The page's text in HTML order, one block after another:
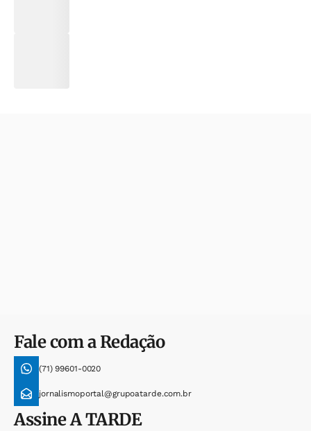
Fale com a Redação
(71) 99601-0020
jornalismoportal@grupoatarde.com.br
AssineA TARDE